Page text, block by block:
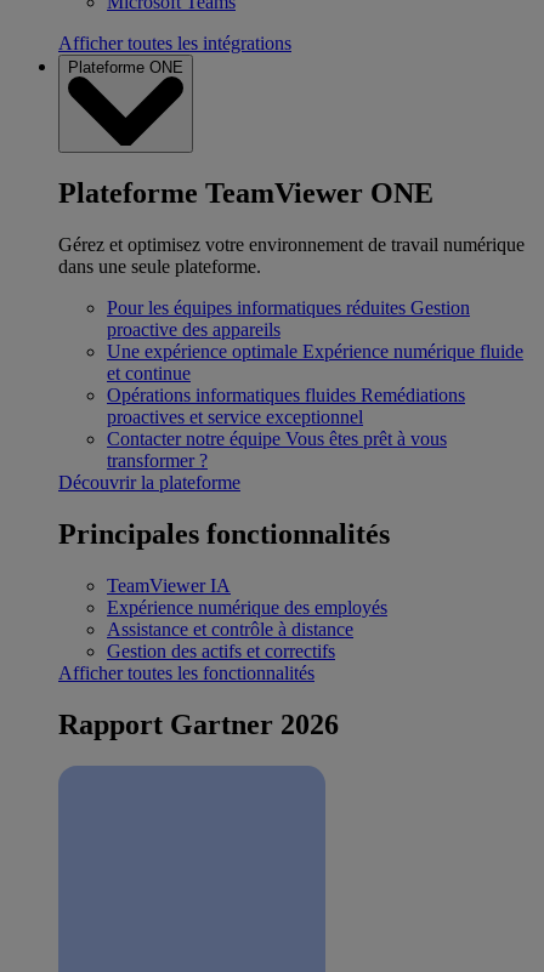
Afficher toutes les intégrations
Plateforme ONE
Plateforme TeamViewer ONE
Gérez et optimisez votre environnement de travail numérique
dans une seule plateforme.
Pour les équipes informatiques réduites Gestion
proactive des appareils
Une expérience optimale Expérience numérique fluide
et continue
Opérations informatiques fluides Remédiations
proactives et service exceptionnel
Contacter notre équipe Vous êtes prêt à vous
transformer ?
Découvrir la plateforme
Principales fonctionnalités
TeamViewer IA
Expérience numérique des employés
Assistance et contrôle à distance
Gestion des actifs et correctifs
Afficher toutes les fonctionnalités
Rapport Gartner 2026